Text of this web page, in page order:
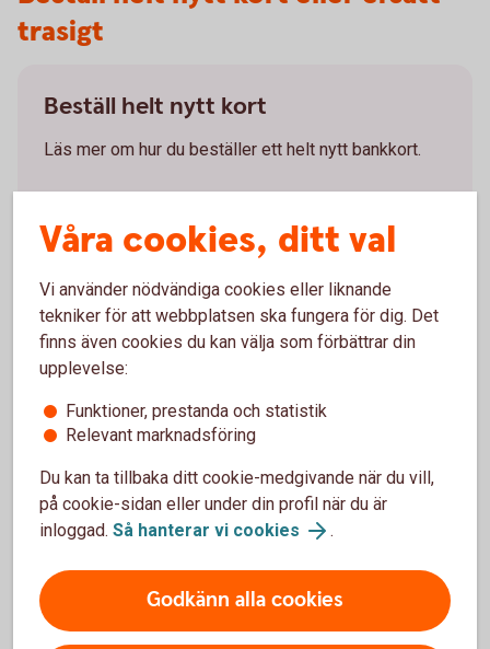
trasigt
Beställ helt nytt kort
Läs mer om hur du beställer ett helt nytt bankkort.
Ersätt trasigt eller borttappat kort
ersätta det.
Trasigt kort? Skaffa ersättningskort
Pris för Mastercard ung
Våra cookies, ditt val
Vi använder nödvändiga cookies eller liknande
tekniker för att webbplatsen ska fungera för dig. Det
finns även cookies du kan välja som förbättrar din
upplevelse:
Funktioner, prestanda och statistik
Relevant marknadsföring
Du kan ta tillbaka ditt cookie-medgivande när du vill,
på cookie-sidan eller under din profil när du är
inloggad. Så hanterar vi cookies .
Godkänn alla cookies